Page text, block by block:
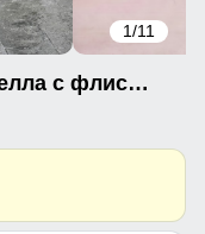
1/11
Мужской костюм из софтшелла с флисом и мембраной — утепленный темно-синего цвета 09613_2TS